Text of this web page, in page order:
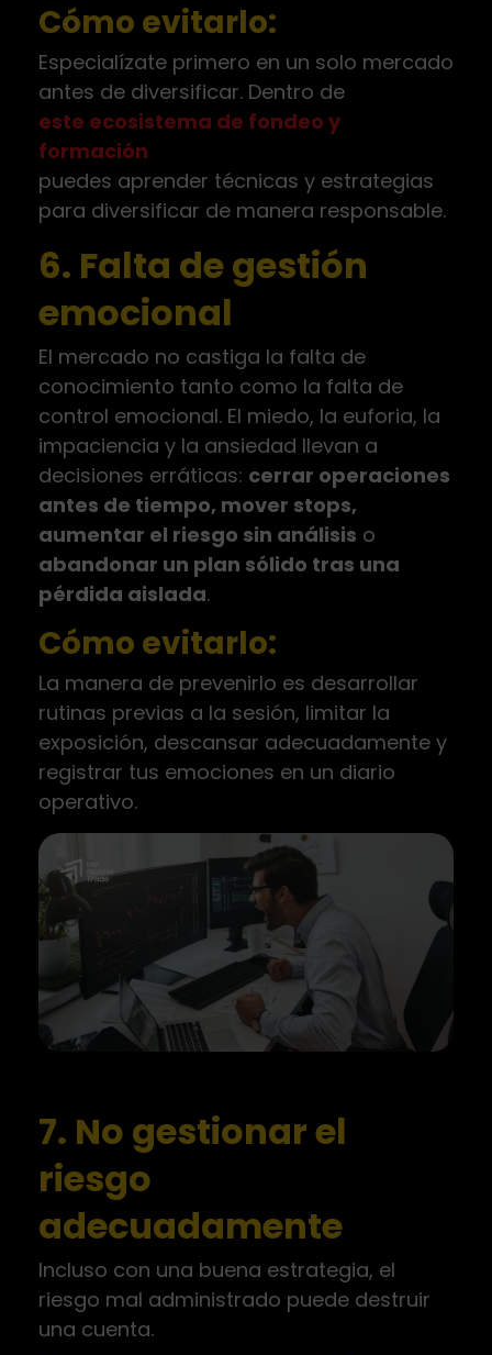
Cómo evitarlo:
Especialízate primero en un solo mercado
antes de diversificar. Dentro de
este ecosistema de fondeo y
formación
puedes aprender técnicas y estrategias
para diversificar de manera responsable.
6. Falta de gestión
emocional
El mercado no castiga la falta de
conocimiento tanto como la falta de
control emocional. El miedo, la euforia, la
impaciencia y la ansiedad llevan a
decisiones erráticas: cerrar operaciones
antes de tiempo, mover stops,
aumentar el riesgo sin análisis o
abandonar un plan sólido tras una
pérdida aislada.
Cómo evitarlo:
La manera de prevenirlo es desarrollar
rutinas previas a la sesión, limitar la
exposición, descansar adecuadamente y
registrar tus emociones en un diario
operativo.
7. No gestionar el
riesgo
adecuadamente
Incluso con una buena estrategia, el
riesgo mal administrado puede destruir
una cuenta.